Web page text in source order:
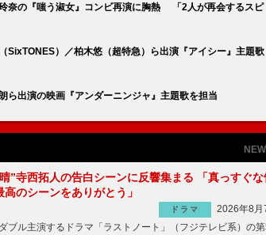
玲奈の『嗤う淑女』コンビ再演に胸熱 「2人が再会するスピ
SixTONES）／柏木悠（超特急）ら出演『アイシー』主題歌
出演の映画『アンダーニンジャ』主題歌を担当
”寺西拓人の告白シーンに反響集まる 「真っすぐな
のシーンをありがとう」
ドラマ
2026年8月
ブル主演するドラマ「ラストノート」（フジテレビ系）の